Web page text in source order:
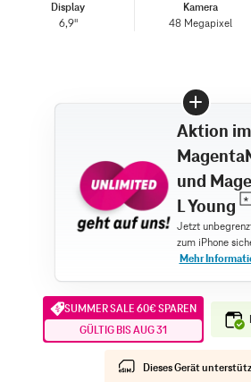
Display
6,9"
Kamera
48 Megapixel
Aktion im
und
L Young
SUMMER SALE 60€ SPAREN
GÜLTIG BIS AUG 31
Dieses Gerät